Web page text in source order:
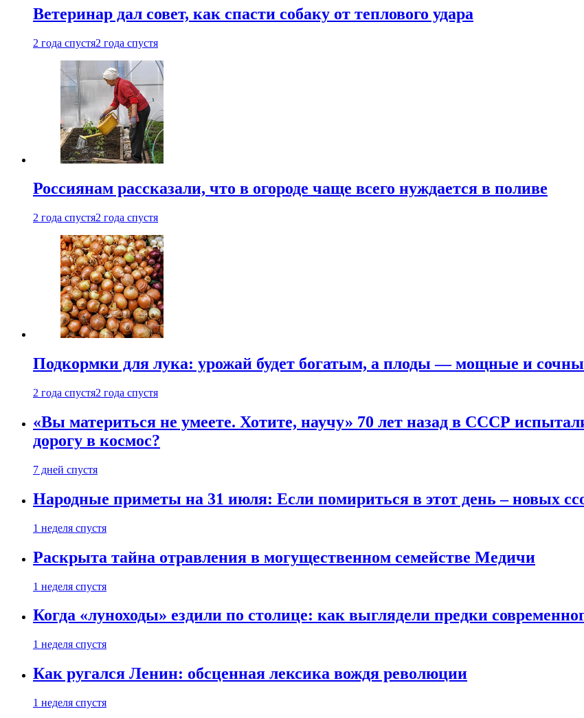
Ветеринар дал совет, как спасти собаку от теплового удара
2 года спустя2 года спустя
Россиянам рассказали, что в огороде чаще всего нуждается в поливе
2 года спустя2 года спустя
Подкормки для лука: урожай будет богатым, а плоды — мощные и
2 года спустя2 года спустя
«Вы материться не умеете. Хотите, научу» 70 лет назад в СССР
дорогу в космос?
7 дней спустя
Народные приметы на 31 июля: Если помириться в этот день – новых
1 неделя спустя
Раскрыта тайна отравления в могущественном семействе Медичи
1 неделя спустя
Когда «луноходы» ездили по столице: как выглядели предки
1 неделя спустя
Как ругался Ленин: обсценная лексика вождя революции
1 неделя спустя